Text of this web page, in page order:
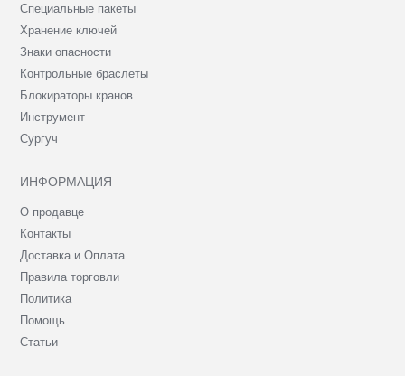
Специальные пакеты
Хранение ключей
Знаки опасности
Контрольные браслеты
Блокираторы кранов
Инструмент
Сургуч
ИНФОРМАЦИЯ
О продавце
Контакты
Доставка и Оплата
Правила торговли
Политика
Помощь
Статьи